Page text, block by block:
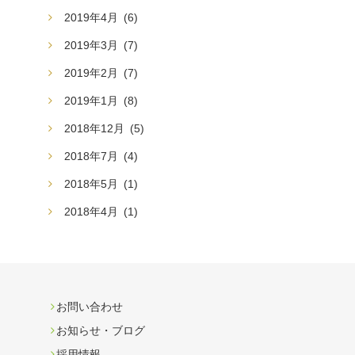
2019年4月 (6)
2019年3月 (7)
2019年2月 (7)
2019年1月 (8)
2018年12月 (5)
2018年7月 (4)
2018年5月 (1)
2018年4月 (1)
お問い合わせ
お知らせ・ブログ